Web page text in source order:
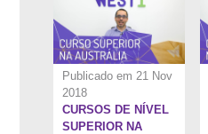
Publicado em 21 Nov
2018
CURSOS DE NÍVEL
SUPERIOR NA